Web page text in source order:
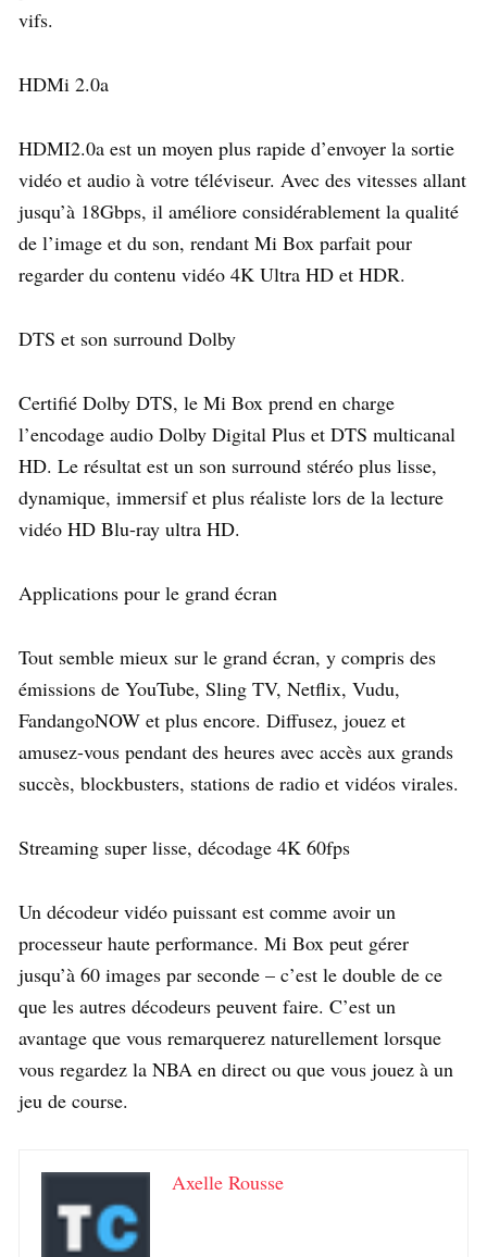
vifs.
HDMi 2.0a
HDMI2.0a est un moyen plus rapide d’envoyer la sortie
vidéo et audio à votre téléviseur. Avec des vitesses allant
jusqu’à 18Gbps, il améliore considérablement la qualité
de l’image et du son, rendant Mi Box parfait pour
regarder du contenu vidéo 4K Ultra HD et HDR.
DTS et son surround Dolby
Certifié Dolby DTS, le Mi Box prend en charge
l’encodage audio Dolby Digital Plus et DTS multicanal
HD. Le résultat est un son surround stéréo plus lisse,
dynamique, immersif et plus réaliste lors de la lecture
vidéo HD Blu-ray ultra HD.
Applications pour le grand écran
Tout semble mieux sur le grand écran, y compris des
émissions de YouTube, Sling TV, Netflix, Vudu,
FandangoNOW et plus encore. Diffusez, jouez et
amusez-vous pendant des heures avec accès aux grands
succès, blockbusters, stations de radio et vidéos virales.
Streaming super lisse, décodage 4K 60fps
Un décodeur vidéo puissant est comme avoir un
processeur haute performance. Mi Box peut gérer
jusqu’à 60 images par seconde – c’est le double de ce
que les autres décodeurs peuvent faire. C’est un
avantage que vous remarquerez naturellement lorsque
vous regardez la NBA en direct ou que vous jouez à un
jeu de course.
Axelle Rousse